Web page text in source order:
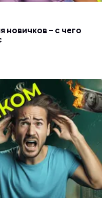
новичков – с чего